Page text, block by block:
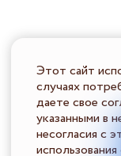
Этот сайт
случаях
даете свое
указанными в
несогласия с
использования